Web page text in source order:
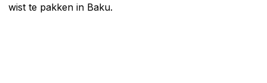
wist te pakken in Baku.